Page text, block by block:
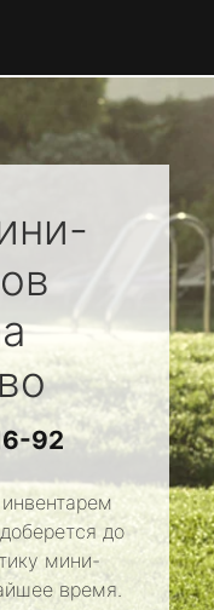
92
до
мини-
время.